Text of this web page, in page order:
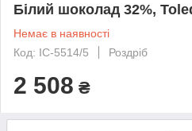
Білий шоколад 32%,
Немає в наявності
Код: IC-5514/5
Роздріб
2 508 ₴